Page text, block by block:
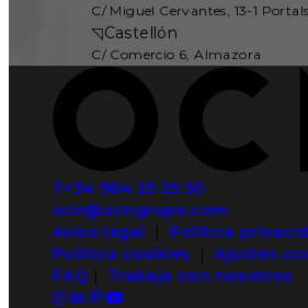
C/ Miguel Cervantes, 13-1
◹Castellón
C/ Comercio 6, Almazora
T+34 964 25 25 50
ocn@ocngrupo.com
Aviso legal
Política
Política cookies |Ajustes
FAQ
Trabaja con nosotros